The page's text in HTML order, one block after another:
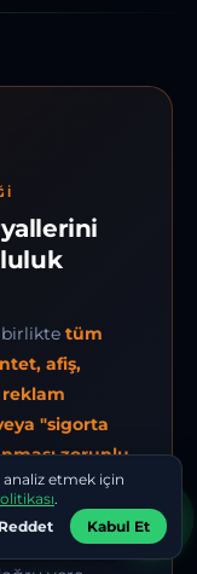
birlikte tüm
afiş,
"sigorta
zorunlu
Bu
SEGEM
analiz etmek için
.
Reddet Kabul Et
ister misiniz?